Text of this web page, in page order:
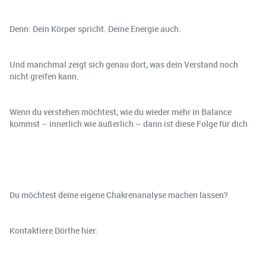
Denn: Dein Körper spricht. Deine Energie auch.
Und manchmal zeigt sich genau dort, was dein Verstand noch
nicht greifen kann.
Wenn du verstehen möchtest, wie du wieder mehr in Balance
kommst – innerlich wie äußerlich – dann ist diese Folge für dich
Du möchtest deine eigene Chakrenanalyse machen lassen?
Kontaktiere Dörthe hier: